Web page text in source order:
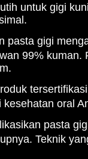
untuk gigi
pasta gigi
99%
oral
pasta
Teknik